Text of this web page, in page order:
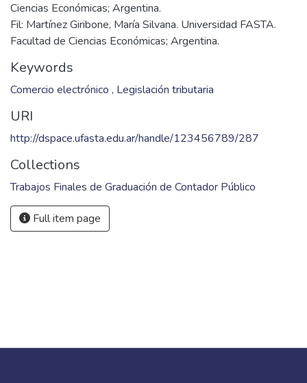
Ciencias Económicas; Argentina.
Fil: Martínez Giribone, María Silvana. Universidad FASTA.
Facultad de Ciencias Económicas; Argentina.
Keywords
Comercio electrónico , Legislación tributaria
URI
http://dspace.ufasta.edu.ar/handle/123456789/287
Collections
Trabajos Finales de Graduación de Contador Público
Full item page